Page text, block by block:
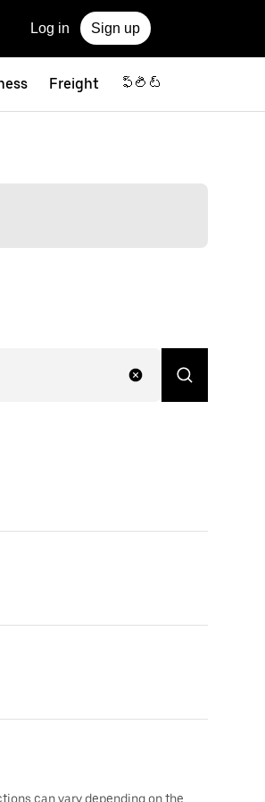
Log in Sign up
Freight ఫ్లీట్
can vary depending on the